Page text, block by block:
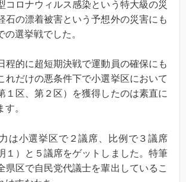
コロナウィルス感染という特大級の災
石の漂着被害という予想外の災害にも
の選挙戦でした。
程的に超短期決戦で運動員の確保にも
れだけの悪条件下で小選挙区において
１区、第２区）を獲得したのは素直に
。
は小選挙区で２議席、比例で３議席
１）と５議席をゲットしました。特筆
県区で自民党代議士を輩出しているこ